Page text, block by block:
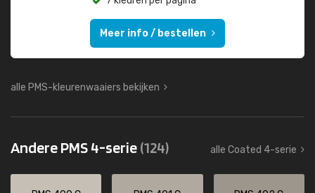
Meer info / bestellen
alle PMS-kleurenwaaiers bekijken
Andere PMS 4-serie(124) alle Coated 4-serie